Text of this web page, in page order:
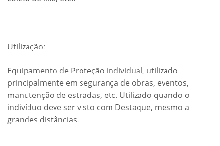
Utilização:
Equipamento de Proteção individual, utilizado
principalmente em segurança de obras, eventos,
manutenção de estradas, etc. Utilizado quando o
indivíduo deve ser visto com Destaque, mesmo a
grandes distâncias.